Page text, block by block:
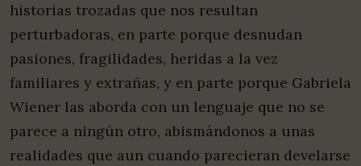
historias trozadas que nos resultan
perturbadoras, en parte porque desnudan
pasiones, fragilidades, heridas a la vez
familiares y extrañas, y en parte porque Gabriela
Wiener las aborda con un lenguaje que no se
parece a ningún otro, abismándonos a unas
realidades que aun cuando parecieran develarse